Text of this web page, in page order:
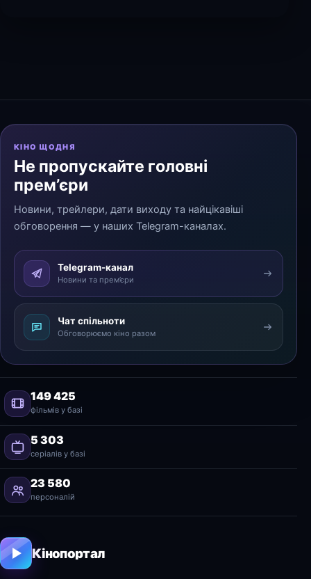
КІНО ЩОДНЯ
Не пропускайте головні
прем’єри
Новини, трейлери, дати виходу та найцікавіші
обговорення — у наших Telegram-каналах.
Telegram-канал
Новини та прем’єри
Чат спільноти
Обговорюємо кіно разом
149 425
фільмів у базі
5 303
серіалів у базі
23 580
персоналій
Кінопортал